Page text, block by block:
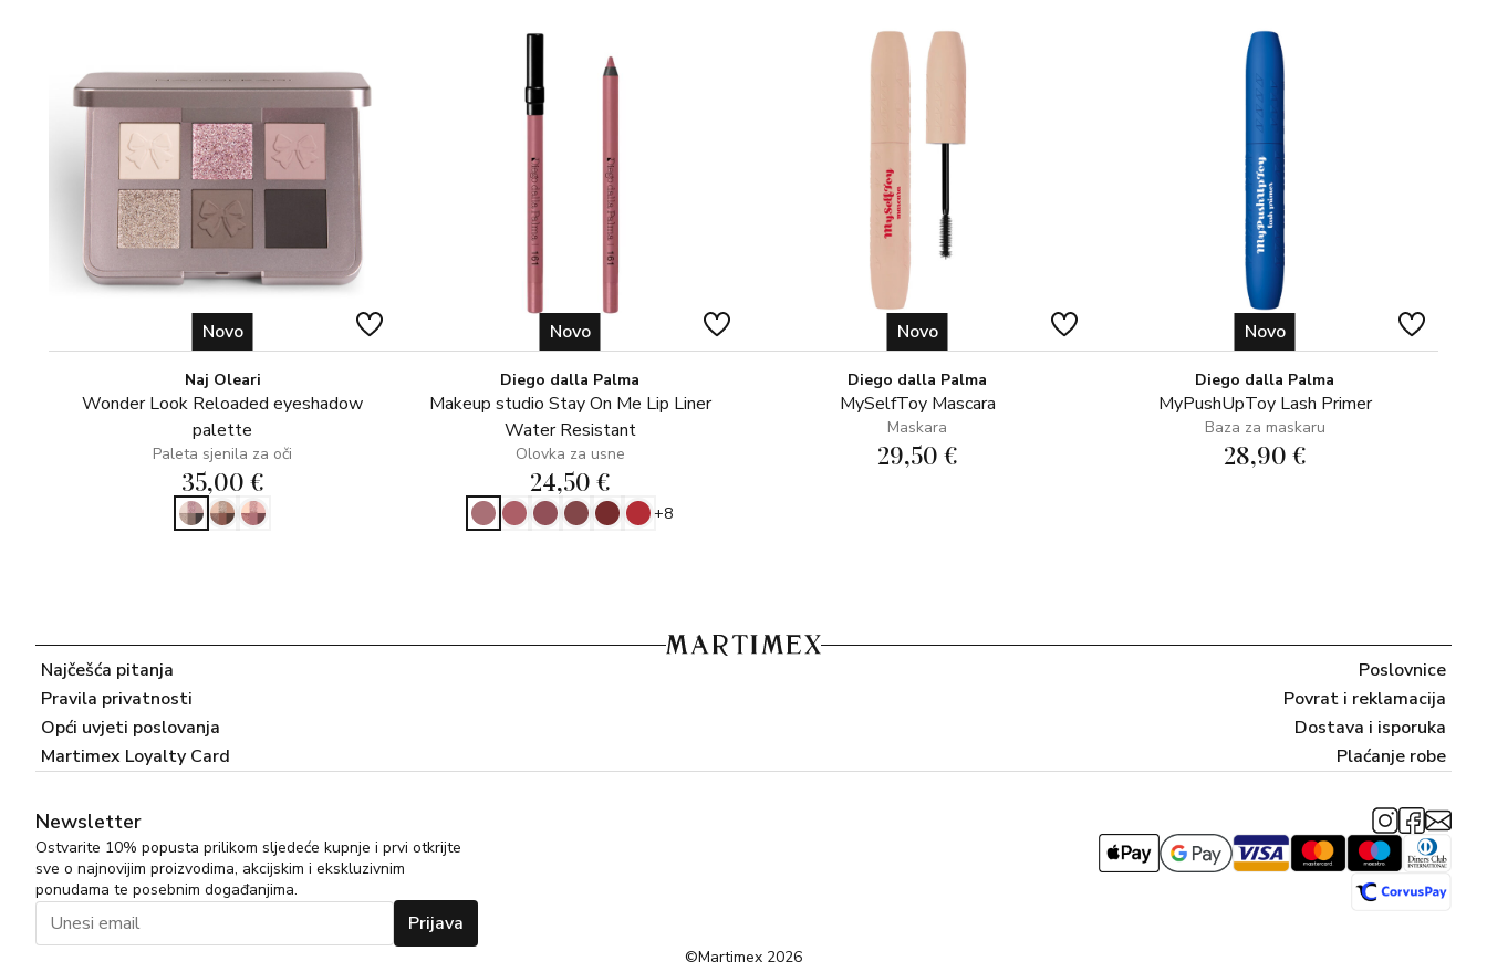
sjaja i neujednačenosti.
TAJNA PROFESIONALACA ZA SAVRŠEN TEN
Nanesite Skin Refining Setting Powder prije nanošenja Teint Idôle Ultra Wear pudera.
Ovaj trik pomoći će u apsorpciji viška sebuma, matirati ten i stvoriti savršenu podlogu za
nanošenje pudera. Koristite mekanu, pahuljastu četkicu za ravnomjerno nanošenje i
trenutni efekt “druge” kože.
JEDNOSTAVNO NANOŠENJE UZ PRILOŽENI APLIKATOR
Uz Skin Refining Setting Powder dolazi i praktični aplikator za nanošenje, koji vam
omogućuje precizno i ravnomjerno nanošenje pudera. Nježno utapkajte puder na područja
sklona mašćenju, poput T-zone i obraza, za besprijekoran mat završetak.
Usavršite svoju rutinu šminkanja uz Lancôme Skin Refining Setting Powder!
Novo
Naj Oleari
Wonder Look Reloaded eyeshadow
palette
Paleta sjenila za oči
35,00 €
Novo
Diego dalla Palma
Makeup studio Stay On Me Lip Liner
Water Resistant
Olovka za usne
24,50 €
+8
Novo
Diego dalla Palma
MySelfToy Mascara
Maskara
29,50 €
Novo
Diego dalla Palma
MyPushUpToy Lash Primer
Baza za maskaru
28,90 €
Najčešća pitanja
Pravila privatnosti
Opći uvjeti poslovanja
Martimex Loyalty Card
Poslovnice
Povrat i reklamacija
Dostava i isporuka
Plaćanje robe
Newsletter
Ostvarite 10% popusta prilikom sljedeće kupnje i prvi otkrijte
sve o najnovijim proizvodima, akcijskim i ekskluzivnim
ponudama te posebnim događanjima.
Prijava
©Martimex 2026